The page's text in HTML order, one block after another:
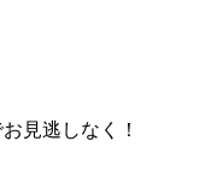
見逃しなく！